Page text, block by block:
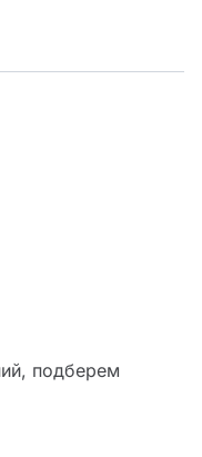
подберем